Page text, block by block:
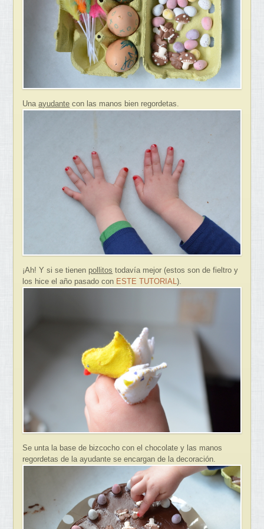
Unaayudante con las manos bien regordetas.
¡Ah! Y si se tienen pollitos todavía mejor (estos son de fieltro y
los hice el año pasado con ESTE TUTORIAL).
Se unta la base de bizcocho con el chocolate y las manos
regordetas de la ayudante se encargan de la decoración.